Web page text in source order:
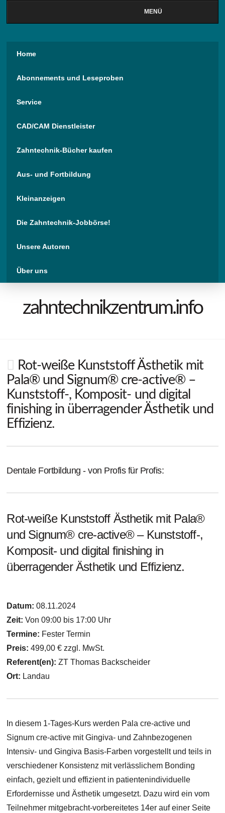
MENÜ
Home
Abonnements und Leseproben
Service
CAD/CAM Dienstleister
Zahntechnik-Bücher kaufen
Aus- und Fortbildung
Kleinanzeigen
Die Zahntechnik-Jobbörse!
Unsere Autoren
Über uns
zahntechnikzentrum.info
Rot-weiße Kunststoff Ästhetik mit
Pala® und Signum® cre-active® –
Kunststoff-, Komposit- und digital
finishing in überragender Ästhetik und
Effizienz.
Dentale Fortbildung - von Profis für Profis:
Rot-weiße Kunststoff Ästhetik mit Pala®
und Signum® cre-active® – Kunststoff-,
Komposit- und digital finishing in
überragender Ästhetik und Effizienz.
Datum:08.11.2024
Zeit: Von 09:00 bis 17:00 Uhr
Termine: Fester Termin
Preis: 499,00 € zzgl. MwSt.
Referent(en):ZT Thomas Backscheider
Ort: Landau
In diesem 1-Tages-Kurs werden Pala cre-active und
Signum cre-active mit Gingiva- und Zahnbezogenen
Intensiv- und Gingiva Basis-Farben vorgestellt und teils in
verschiedener Konsistenz mit verlässlichem Bonding
einfach, gezielt und effizient in patientenindividuelle
Erfordernisse und Ästhetik umgesetzt. Dazu wird ein vom
Teilnehmer mitgebracht-vorbereitetes 14er auf einer Seite